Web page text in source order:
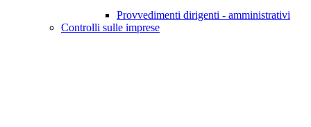
Provvedimenti dirigenti - amministrativi
Controlli sulle imprese